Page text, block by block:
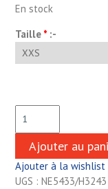
En stock
Taille *:-
Ajouter au
Ajouter à la wishlist
UGS : NE5433/H3243